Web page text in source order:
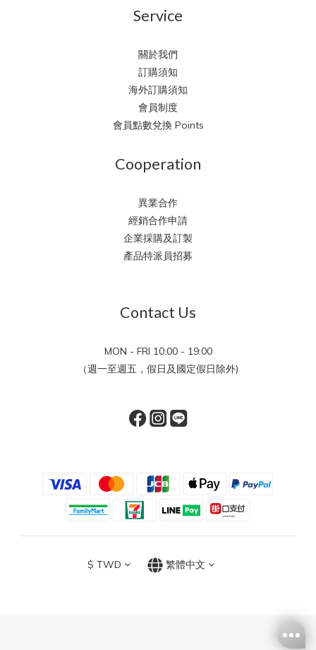
Service
關於我們
訂購須知
海外訂購須知
會員制度
會員點數兌換 Points
Cooperation
異業合作
經銷合作申請
企業採購及訂製
產品特派員招募
Contact Us
MON - FRI 10:00 - 19:00
（週一至週五，假日及國定假日除外)
$ TWD 繁體中文